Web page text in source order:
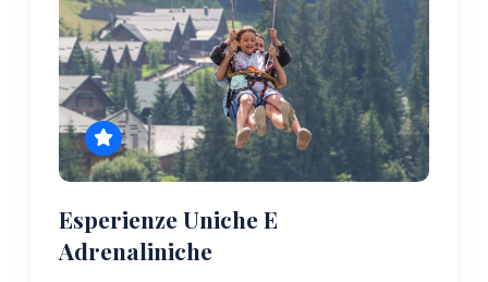
Esperienze Uniche E
Adrenaliniche